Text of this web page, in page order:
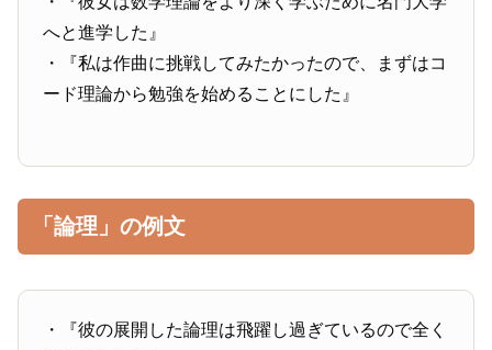
へと進学した』
・『私は作曲に挑戦してみたかったので、まずはコ
ード理論から勉強を始めることにした』
「論理」の例文
・『彼の展開した論理は飛躍し過ぎているので全く